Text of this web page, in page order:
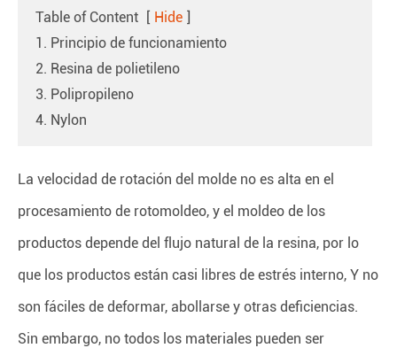
Table of Content [ Hide ]
1. Principio de funcionamiento
2. Resina de polietileno
3. Polipropileno
4. Nylon
La velocidad de rotación del molde no es alta en el
procesamiento de rotomoldeo, y el moldeo de los
productos depende del flujo natural de la resina, por lo
que los productos están casi libres de estrés interno, Y no
son fáciles de deformar, abollarse y otras deficiencias.
Sin embargo, no todos los materiales pueden ser